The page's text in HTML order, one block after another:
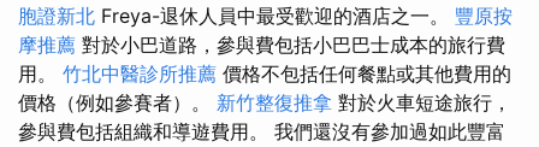
胞證新北 Freya-退休人員中最受歡迎的酒店之一。 豐原按
摩推薦 對於小巴道路，參與費包括小巴巴士成本的旅行費
用。 竹北中醫診所推薦 價格不包括任何餐點或其他費用的
價格（例如參賽者）。 新竹整復推拿 對於火車短途旅行，
參與費包括組織和導遊費用。 我們還沒有參加過如此豐富